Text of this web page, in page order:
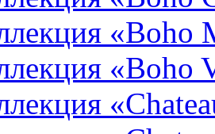
«Boho
«Boho